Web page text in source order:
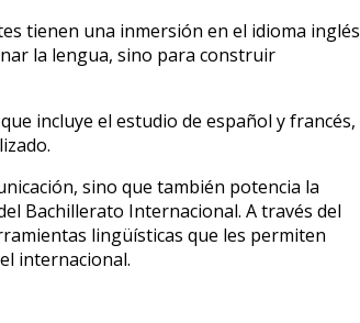
tienen una inmersión en el idioma inglés
la lengua, sino para construir
incluye el estudio de español y francés,
sino que también potencia la
Bachillerato Internacional. A través del
lingüísticas que les permiten
internacional.